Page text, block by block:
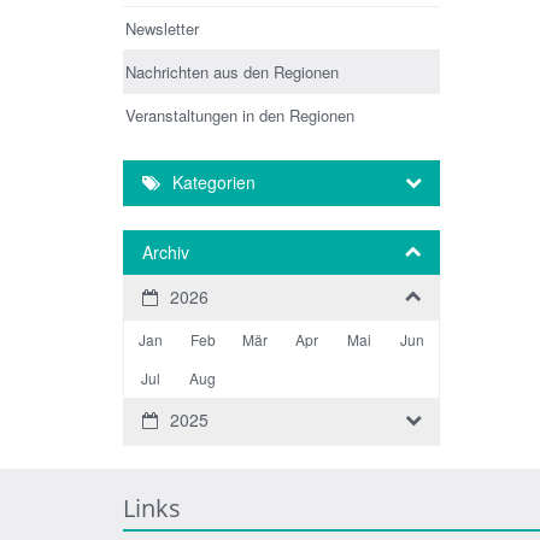
Newsletter
Nachrichten aus den Regionen
Veranstaltungen in den Regionen
Kategorien
Archiv
2026
Jan Feb Mär Apr Mai
Jun
Jul
Aug
2025
Links